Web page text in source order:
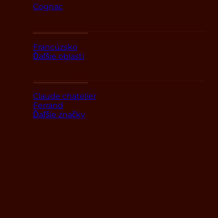
Cognac
Francúzsko
Ďaľšie oblasti
Claude chatelier
Ferrand
Ďaľšie značky